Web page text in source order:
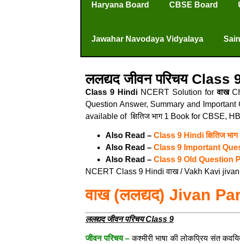
Haryana Board CBSE Board
Jawahar Navodaya Vidyalaya
ललद्यद जीवन परिचय Class
Class 9 Hindi NCERT Solution forवाख
Question Answer, Summary and
available of क्षितिज भाग 1 Book for CBSE,
Also Read – Class 9 Hindi क्षितिज
Also Read – Class 9 Important
Also Read – Class 9 Old Question
NCERT Class 9 Hindi वाख / Vakh Kavi
वाख (ललद्यद) Jivan
ललद्यद जीवन परिचय Class 9
जीवन परिचय – कश्मीरी भाषा की लोकप्रिय संत